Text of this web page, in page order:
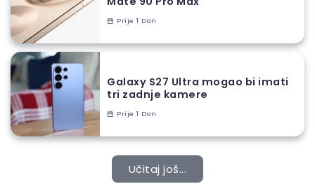
Prije 1 Dan
Galaxy S27 Ultra mogao bi imati
tri zadnje kamere
Prije 1 Dan
Učitaj još...